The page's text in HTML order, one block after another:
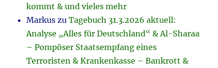
kommt & und vieles mehr
Markus zuTagebuch 31.3.2026 aktuell:
Analyse „Alles für Deutschland“ & Al-Sharaa
– Pompöser Staatsempfang eines
Terroristen & Krankenkasse – Bankrott &